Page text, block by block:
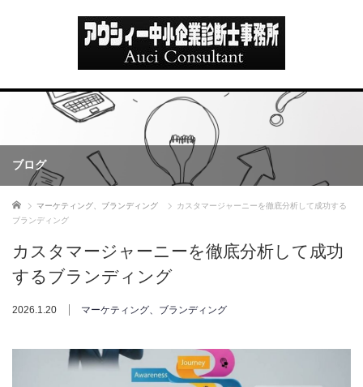
ブログ
ホーム マーケティング、ブランディング
カスタマージャーニーを徹底分析して成功する
ブランディング
カスタマージャーニーを徹底分析して成功
するブランディング
2026.1.20 マーケティング、ブランディング